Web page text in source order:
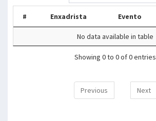
# Enxadrista Evento
No data available in table
Showing 0 to 0 of 0 entries
Previous Next